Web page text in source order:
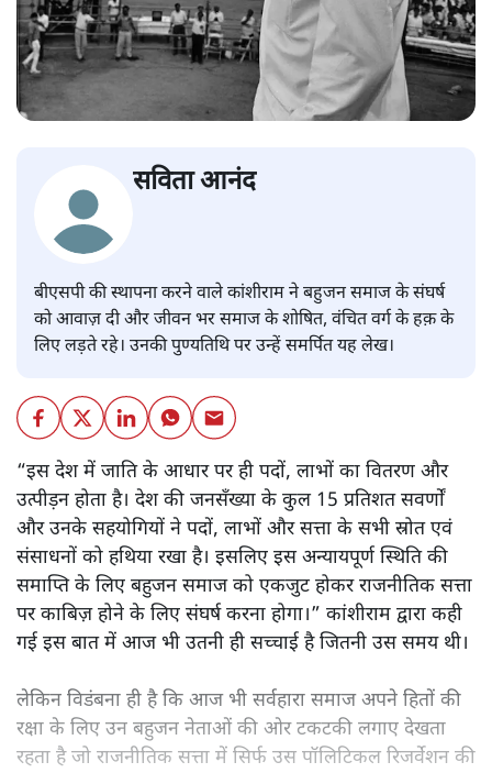
सविता आनंद
बीएसपी की स्थापना करने वाले कांशीराम ने बहुजन समाज के संघर्ष
को आवाज़ दी और जीवन भर समाज के शोषित, वंचित वर्ग के हक़ के
लिए लड़ते रहे। उनकी पुण्यतिथि पर उन्हें समर्पित यह लेख।
“इस देश में जाति के आधार पर ही पदों, लाभों का वितरण और
उत्पीड़न होता है। देश की जनसँख्या के कुल 15 प्रतिशत सवर्णों
और उनके सहयोगियों ने पदों, लाभों और सत्ता के सभी स्रोत एवं
संसाधनों को हथिया रखा है। इसलिए इस अन्यायपूर्ण स्थिति की
समाप्ति के लिए बहुजन समाज को एकजुट होकर राजनीतिक सत्ता
पर काबिज़ होने के लिए संघर्ष करना होगा।” कांशीराम द्वारा कही
गई इस बात में आज भी उतनी ही सच्चाई है जितनी उस समय थी।
लेकिन विडंबना ही है कि आज भी सर्वहारा समाज अपने हितों की
रक्षा के लिए उन बहुजन नेताओं की ओर टकटकी लगाए देखता
रहता है जो राजनीतिक सत्ता में सिर्फ उस पॉलिटिकल रिजर्वेशन की